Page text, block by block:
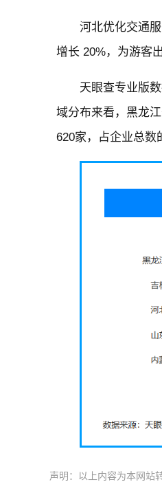
河北优化交通
增长 20%，为游客
天眼查专业版
域分布来看，黑龙
620家，占企业总数
声明：以上内容为本网站